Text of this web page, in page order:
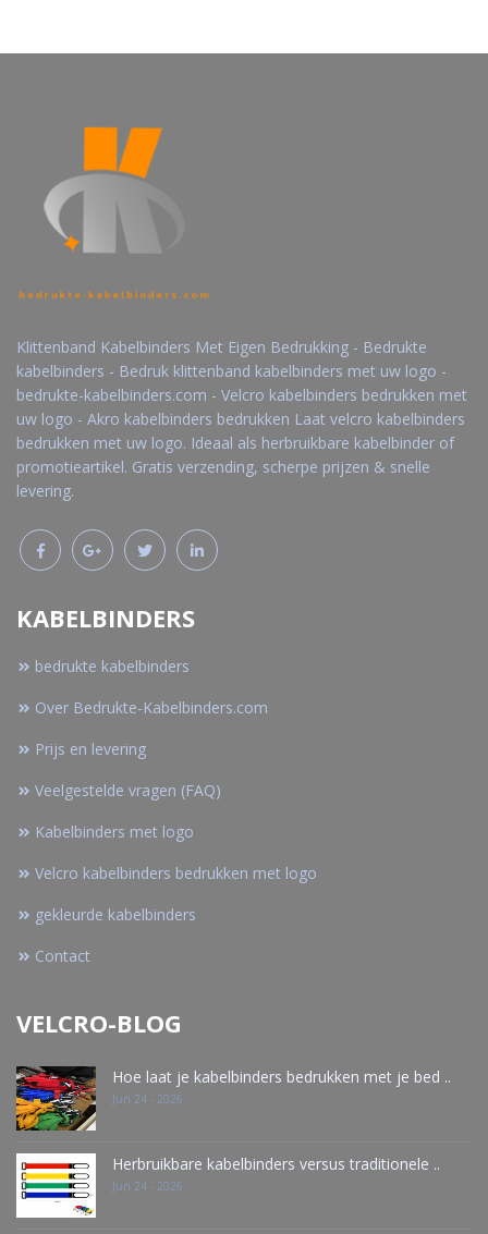
Klittenband Kabelbinders Met Eigen Bedrukking - Bedrukte
kabelbinders - Bedruk klittenband kabelbinders met uw logo -
bedrukte-kabelbinders.com - Velcro kabelbinders bedrukken met
uw logo - Akro kabelbinders bedrukken Laat velcro kabelbinders
bedrukken met uw logo. Ideaal als herbruikbare kabelbinder of
promotieartikel. Gratis verzending, scherpe prijzen & snelle
levering.
KABELBINDERS
bedrukte kabelbinders
Over Bedrukte-Kabelbinders.com
Prijs en levering
Veelgestelde vragen (FAQ)
Kabelbinders met logo
Velcro kabelbinders bedrukken met logo
gekleurde kabelbinders
Contact
VELCRO-BLOG
Hoe laat je kabelbinders bedrukken met je bed ..
Jun 24 - 2026
Herbruikbare kabelbinders versus traditionele ..
Jun 24 - 2026